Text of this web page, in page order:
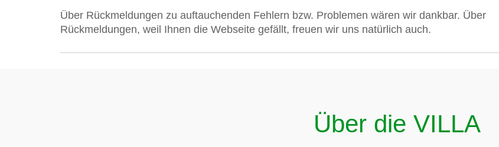
Über Rückmeldungen zu auftauchenden Fehlern bzw. Problemen wären wir dankbar. Über
Rückmeldungen, weil Ihnen die Webseite gefällt, freuen wir uns natürlich auch.
Über die VILLA